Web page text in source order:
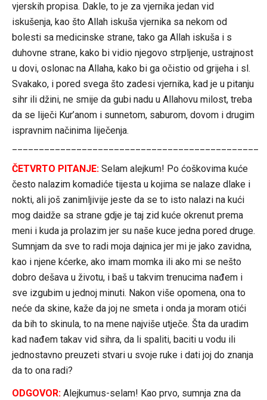
vjerskih propisa. Dakle, to je za vjernika jedan vid
iskušenja, kao što Allah iskuša vjernika sa nekom od
bolesti sa medicinske strane, tako ga Allah iskuša i s
duhovne strane, kako bi vidio njegovo strpljenje, ustrajnost
u dovi, oslonac na Allaha, kako bi ga očistio od grijeha i sl.
Svakako, i pored svega što zadesi vjernika, kad je u pitanju
sihr ili džini, ne smije da gubi nadu u Allahovu milost, treba
da se liječi Kur’anom i sunnetom, saburom, dovom i drugim
ispravnim načinima liječenja.
ČETVRTO PITANJE: Selam alejkum! Po ćoškovima kuće
često nalazim komadiće tijesta u kojima se nalaze dlake i
nokti, ali još zanimljivije jeste da se to isto nalazi na kući
mog daidže sa strane gdje je taj zid kuće okrenut prema
meni i kuda ja prolazim jer su naše kuce jedna pored druge.
Sumnjam da sve to radi moja dajnica jer mi je jako zavidna,
kao i njene kćerke, ako imam momka ili ako mi se nešto
dobro dešava u životu, i baš u takvim trenucima nađem i
sve izgubim u jednoj minuti. Nakon više opomena, ona to
neće da skine, kaže da joj ne smeta i onda ja moram otići
da bih to skinula, to na mene najviše utječe. Šta da uradim
kad nađem takav vid sihra, da li spaliti, baciti u vodu ili
jednostavno preuzeti stvari u svoje ruke i dati joj do znanja
da to ona radi?
ODGOVOR: Alejkumus-selam! Kao prvo, sumnja zna da